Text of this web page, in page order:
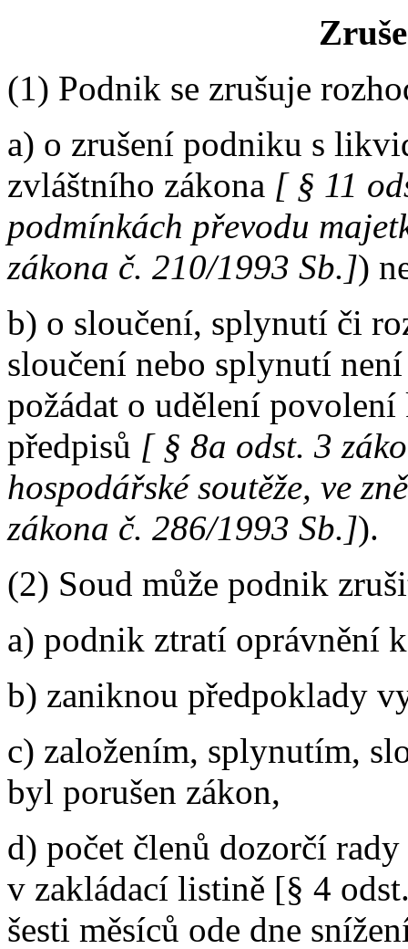
(1) Podnik se zrušuje
a) o zrušení podniku s
zvláštního zákona [ § 11
podmínkách převodu
zákona č. 210/1993 Sb.])
b) o sloučení, splynutí či
sloučení nebo splynutí
požádat o udělení
předpisů [ § 8a odst. 3
hospodářské soutěže, ve
zákona č. 286/1993 Sb.]).
(2) Soud může podnik
a) podnik ztratí oprávnění
b) zaniknou předpoklady
c) založením, splynutím,
byl porušen zákon,
d) počet členů dozorčí
v zakládací listině [§ 4
šesti měsíců ode dne